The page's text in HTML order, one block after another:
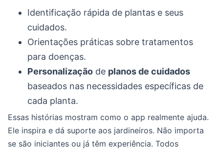
Identificação rápida de plantas e seus
cuidados.
Orientações práticas sobre tratamentos
para doenças.
Personalização de planos de cuidados
baseados nas necessidades específicas de
cada planta.
Essas histórias mostram como o app realmente ajuda.
Ele inspira e dá suporte aos jardineiros. Não importa
se são iniciantes ou já têm experiência. Todos